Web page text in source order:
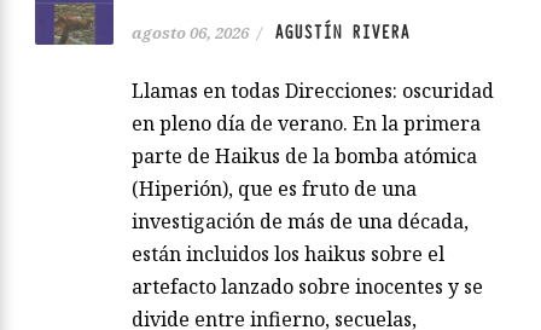
agosto 06, 2026 / AGUSTÍN RIVERA
Llamas en todas Direcciones: oscuridad
en pleno día de verano. En la primera
parte de Haikus de la bomba atómica
(Hiperión), que es fruto de una
investigación de más de una década,
están incluidos los haikus sobre el
artefacto lanzado sobre inocentes y se
divide entre infierno, secuelas,